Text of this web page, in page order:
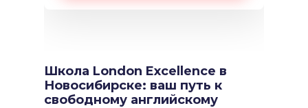
Школа London Excellence в
Новосибирске: ваш путь к
свободному английскому